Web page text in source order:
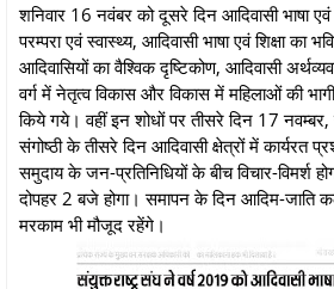
शनिवार 16 नवंबर को दूसरे दिन आदिवासी भाषा
परम्परा एवं स्वास्थ्य, आदिवासी भाषा एवं शिक्षा का
आदिवासियों का वैश्विक दृष्टिकोण, आदिवासी
वर्ग में नेतृत्व विकास और विकास में महिलाओं की
किये गये। वहीं इन शोधों पर तीसरे दिन 17 नवम्बर,
संगोष्ठी के तीसरे दिन आदिवासी क्षेत्रों में कार्यरत
समुदाय के जन-प्रतिनिधियों के बीच विचार-विमर्श
दोपहर 2 बजे होगा। समापन के दिन आदिम-जाति
मरकाम भी मौजूद रहेंगे।